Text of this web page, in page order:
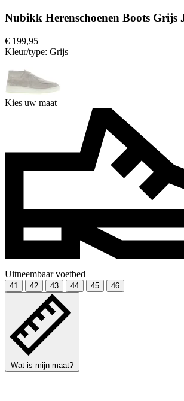
Nubikk Herenschoenen Boots Grijs
€ 199,95
Kleur/type: Grijs
Kies uw maat
Uitneembaar voetbed
41 42 43 44 45 46
Wat is mijn maat?